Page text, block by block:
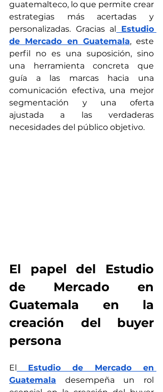
guatemalteco, lo que permite crear
estrategias más acertadas y
personalizadas. Gracias al
Estudio
de Mercado en Guatemala, este
perfil no es una suposición, sino
una herramienta concreta que
guía a las marcas hacia una
comunicación efectiva, una mejor
segmentación y una oferta
ajustada a las verdaderas
necesidades del público objetivo.
El papel del Estudio
de Mercado en
Guatemala en la
creación del buyer
persona
El
Estudio de Mercado en
Guatemala desempeña un rol